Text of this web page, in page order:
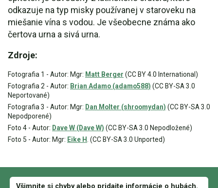
odkazuje na typ misky používanej v staroveku na
miešanie vína s vodou. Je všeobecne známa ako
čertova urna a sivá urna.
Zdroje:
Fotografia 1 - Autor: Mgr: Matt Berger (CC BY 4.0 International)
Fotografia 2 - Autor: Brian Adamo (adamo588) (CC BY-SA 3.0
Neportované)
Fotografia 3 - Autor: Mgr: Dan Molter (shroomydan) (CC BY-SA 3.0
Nepodporené)
Foto 4 - Autor: Dave W (Dave W) (CC BY-SA 3.0 Nepodložené)
Foto 5 - Autor: Mgr: Eike H . (CC BY-SA 3.0 Unported)